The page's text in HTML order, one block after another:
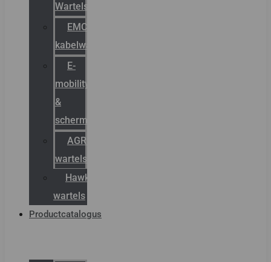
Wartels
EMC
kabelwartels
E-
mobility
&
schermstromen
AGRO
wartels
Hawke
wartels
Productcatalogus